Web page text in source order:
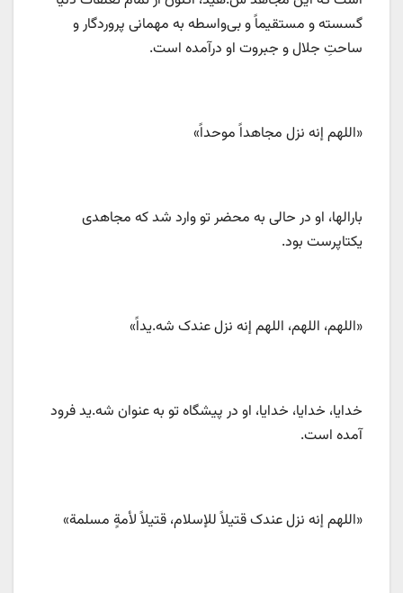
گسسته و مستقیماً و بی‌واسطه به مهمانی پروردگار و
ساحتِ جلال و جبروت او درآمده است.
«اللهم إنه نزل مجاهداً موحداً»
بارالها، او در حالی به محضر تو وارد شد که مجاهدی
یکتاپرست بود.
«اللهم، اللهم، اللهم إنه نزل عندک شه.یداً»
خدایا، خدایا، خدایا، او در پیشگاه تو به عنوان شه.ید فرود
آمده است.
«اللهم إنه نزل عندک قتیلاً للإسلام، قتیلاً لأمةٍ مسلمة»